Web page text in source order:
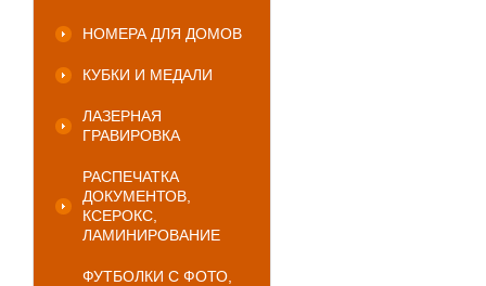
НОМЕРА ДЛЯ ДОМОВ
КУБКИ И МЕДАЛИ
ЛАЗЕРНАЯ
ГРАВИРОВКА
РАСПЕЧАТКА
ДОКУМЕНТОВ,
КСЕРОКС,
ЛАМИНИРОВАНИЕ
ФУТБОЛКИ С ФОТО,